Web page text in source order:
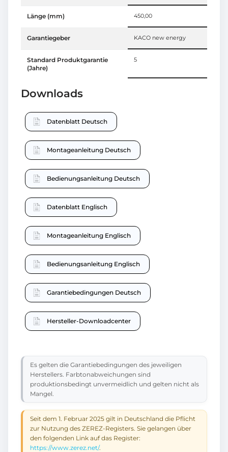
Länge (mm) 450,00
Garantiegeber KACO new energy
Standard Produktgarantie
(Jahre)
5
Downloads
Datenblatt Deutsch
Montageanleitung Deutsch
Bedienungsanleitung Deutsch
Datenblatt Englisch
Montageanleitung Englisch
Bedienungsanleitung Englisch
Garantiebedingungen Deutsch
Hersteller-Downloadcenter
Es gelten die Garantiebedingungen des jeweiligen
Herstellers. Farbtonabweichungen sind
produktionsbedingt unvermeidlich und gelten nicht als
Mangel.
Seit dem 1. Februar 2025 gilt in Deutschland die Pflicht
zur Nutzung des ZEREZ-Registers. Sie gelangen über
den folgenden Link auf das Register:
https://www.zerez.net/.